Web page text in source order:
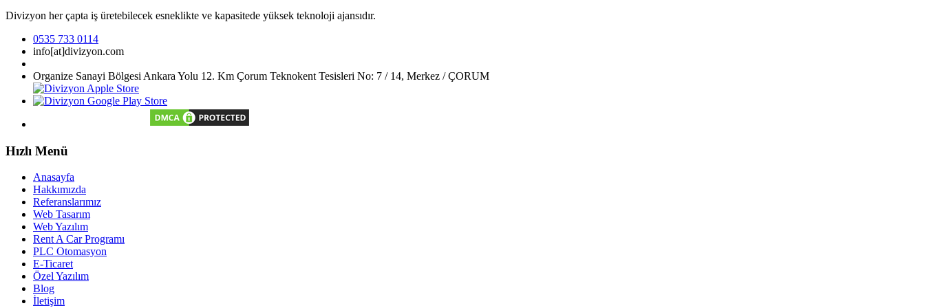
Divizyon her çapta iş üretebilecek esneklikte ve kapasitede yüksek teknoloji ajansıdır.
0535 733 0114
info[at]divizyon.com
Organize Sanayi Bölgesi Ankara Yolu 12. Km Çorum Teknokent Tesisleri No: 7 / 14, Merkez / ÇORUM
Hızlı Menü
Anasayfa
Hakkımızda
Referanslarımız
Web Tasarım
Web Yazılım
Rent A Car Programı
PLC Otomasyon
E-Ticaret
Özel Yazılım
Blog
İletişim